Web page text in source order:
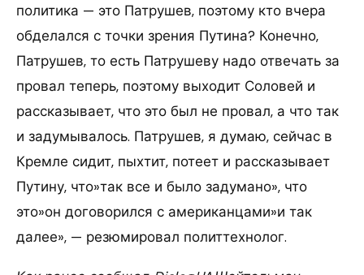
политика — это Патрушев, поэтому кто вчера
обделался с точки зрения Путина? Конечно,
Патрушев, то есть Патрушеву надо отвечать за
провал теперь, поэтому выходит Соловей и
рассказывает, что это был не провал, а что так
и задумывалось. Патрушев, я думаю, сейчас в
Кремле сидит, пыхтит, потеет и рассказывает
Путину, что»так все и было задумано», что
это»он договорился с американцами»и так
далее», — резюмировал политтехнолог.